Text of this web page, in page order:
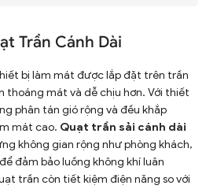
Trần Cánh Dài
bị làm mát được lắp đặt trên trần
thoáng mát và dễ chịu hơn. Với thiết
phân tán gió rộng và đều khắp
mát cao. Quạt trần sải cánh dài
không gian rộng như phòng khách,
đảm bảo luồng không khí luân
trần còn tiết kiệm điện năng so với